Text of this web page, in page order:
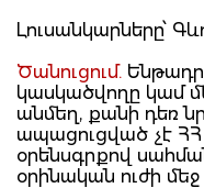
Լուսանկարները՝
Ծանուցում.
կասկածվողը կամ
անմեղ, քանի դեռ
ապացուցված չէ
օրենսգրքով
օրինական ուժի